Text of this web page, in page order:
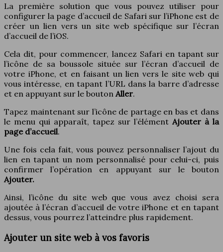
La première solution que vous pouvez utiliser pour
configurer la page d’accueil de Safari sur l’iPhone est de
créer un lien vers un site web spécifique sur l’écran
d’accueil de l’iOS.
Cela dit, pour commencer, lancez Safari en tapant sur
l’icône de sa boussole située sur l’écran d’accueil de
votre iPhone, et en faisant un lien vers le site web qui
vous intéresse, en tapant l’URL dans la barre d’adresse
et en appuyant sur le bouton Aller.
Tapez maintenant sur l’icône de partage en bas et dans
le menu qui apparaît, tapez sur l’élément Ajouter à la
page d’accueil.
Une fois cela fait, vous pouvez personnaliser l’ajout du
lien en tapant un nom personnalisé pour celui-ci, puis
confirmer l’opération en appuyant sur le bouton
Ajouter.
Ainsi, l’icône du site web que vous avez choisi sera
ajoutée à l’écran d’accueil de votre iPhone et en tapant
dessus, vous pourrez l’atteindre plus rapidement.
Ajouter un site web à vos favoris